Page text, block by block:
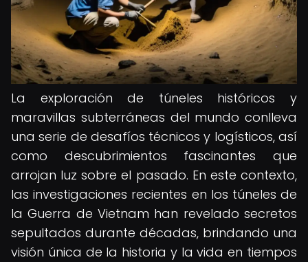
La exploración de túneles históricos y
maravillas subterráneas del mundo conlleva
una serie de desafíos técnicos y logísticos, así
como descubrimientos fascinantes que
arrojan luz sobre el pasado. En este contexto,
las investigaciones recientes en los túneles de
la Guerra de Vietnam han revelado secretos
sepultados durante décadas, brindando una
visión única de la historia y la vida en tiempos